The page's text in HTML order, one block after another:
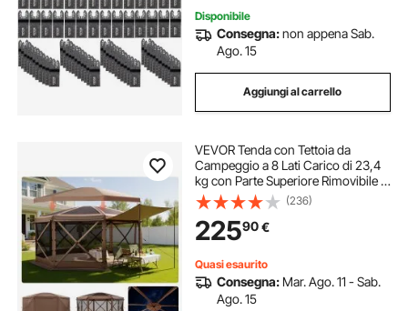
Disponibile
Consegna:non appena Sab.
Ago. 15
Aggiungi al carrello
VEVOR Tenda con Tettoia da
Campeggio a 8 Lati Carico di 23,4
kg con Parte Superiore Rimovibile e
Borsa per il Trasporto, Montaggio
Rapido e Anti-Morsi, Riparo Solare
per 12-15 Persone, Marrone
(236)
22590€
Quasi esaurito
Consegna: Mar. Ago. 11 - Sab.
Ago. 15